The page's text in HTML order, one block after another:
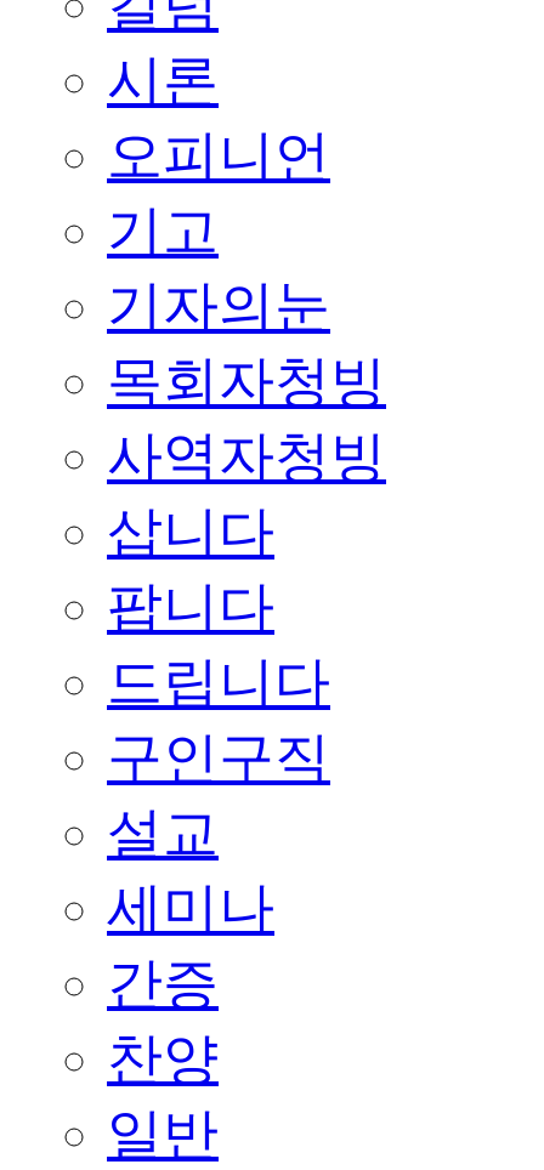
시론
오피니언
기고
기자의눈
목회자청빙
사역자청빙
삽니다
팝니다
드립니다
구인구직
설교
세미나
간증
찬양
일반